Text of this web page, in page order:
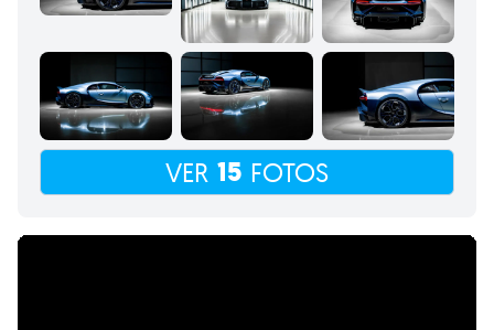
VER 15 FOTOS